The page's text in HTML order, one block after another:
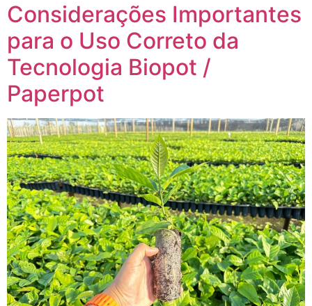
Considerações Importantes
para o Uso Correto da
Tecnologia Biopot /
Paperpot